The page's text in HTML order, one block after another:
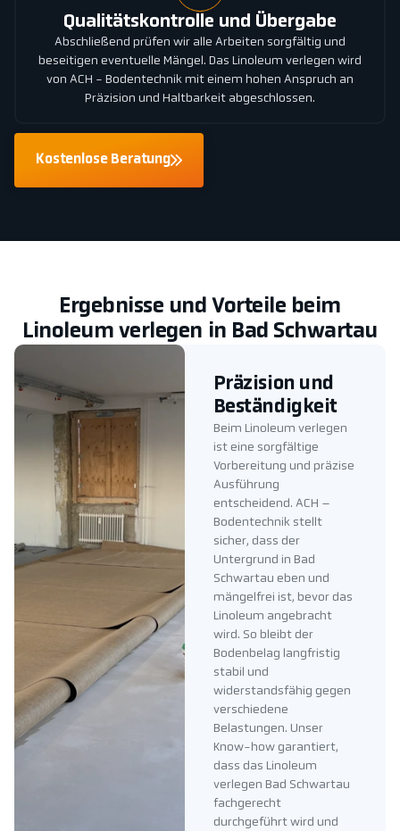
Qualitätskontrolle und Übergabe
Abschließend prüfen wir alle Arbeiten sorgfältig und
beseitigen eventuelle Mängel. Das Linoleum verlegen wird
von ACH - Bodentechnik mit einem hohen Anspruch an
Präzision und Haltbarkeit abgeschlossen.
Kostenlose Beratung
Ergebnisse und Vorteile beim
Linoleum verlegen in Bad Schwartau
Präzision und
Beständigkeit
Beim Linoleum verlegen
ist eine sorgfältige
Vorbereitung und präzise
Ausführung
entscheidend. ACH –
Bodentechnik stellt
sicher, dass der
Untergrund in Bad
Schwartau eben und
mängelfrei ist, bevor das
Linoleum angebracht
wird. So bleibt der
Bodenbelag langfristig
stabil und
widerstandsfähig gegen
verschiedene
Belastungen. Unser
Know-how garantiert,
dass das Linoleum
verlegen Bad Schwartau
fachgerecht
durchgeführt wird und